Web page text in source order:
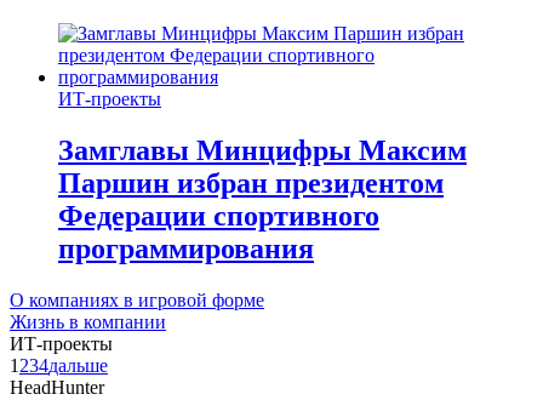
ИТ-проекты
Замглавы Минцифры Максим
Паршин избран президентом
Федерации спортивного
программирования
О компаниях в игровой форме
Жизнь в компании
ИТ-проекты
1 234дальше
HeadHunter